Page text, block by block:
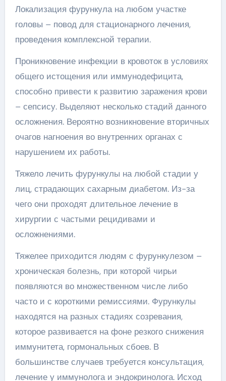
Локализация фурункула на любом участке
головы – повод для стационарного лечения,
проведения комплексной терапии.
Проникновение инфекции в кровоток в условиях
общего истощения или иммунодефицита,
способно привести к развитию заражения крови
– сепсису. Выделяют несколько стадий данного
осложнения. Вероятно возникновение вторичных
очагов нагноения во внутренних органах с
нарушением их работы.
Тяжело лечить фурункулы на любой стадии у
лиц, страдающих сахарным диабетом. Из-за
чего они проходят длительное лечение в
хирургии с частыми рецидивами и
осложнениями.
Тяжелее приходится людям с фурункулезом –
хроническая болезнь, при которой чирьи
появляются во множественном числе либо
часто и с короткими ремиссиями. Фурункулы
находятся на разных стадиях созревания,
которое развивается на фоне резкого снижения
иммунитета, гормональных сбоев. В
большинстве случаев требуется консультация,
лечение у иммунолога и эндокринолога. Исход